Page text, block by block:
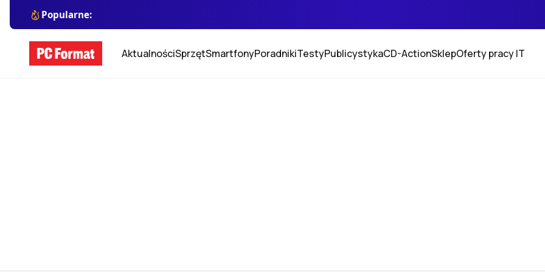
Popularne:
AktualnościSprzętSmartfonyPoradnikiTestyPublicystykaCD-ActionSklepOferty pracy IT